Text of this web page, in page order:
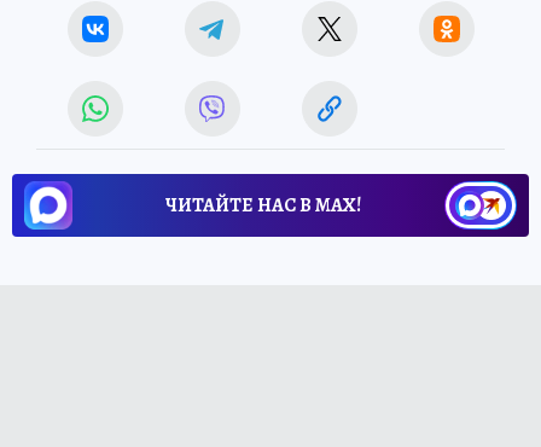
ЧИТАЙТЕ НАС В МАХ!